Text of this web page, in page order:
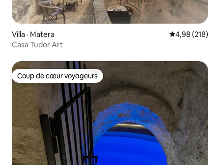
Villa · Matera Note
4,98 (218)
Casa Tudor Art
Coup de cœur voyageurs
Coup de cœur voyageurs